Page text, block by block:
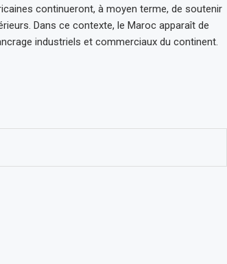
continueront, à moyen terme, de soutenir
Dans ce contexte, le Maroc apparaît de
industriels et commerciaux du continent.